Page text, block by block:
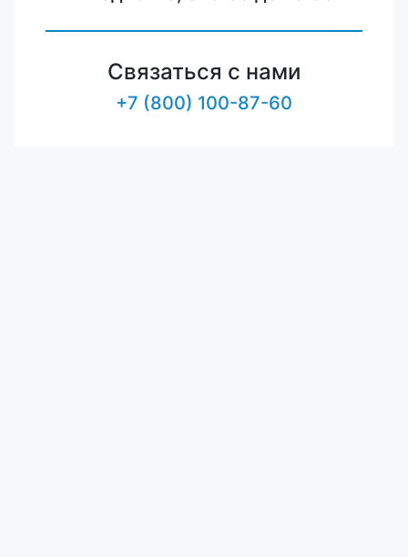
Связаться с нами
+7 (800) 100-87-60